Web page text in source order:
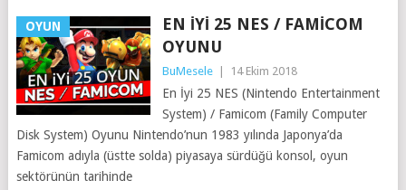
OYUN
EN İYI 25 NES / FAMICOM
OYUNU
BuMesele 14 Ekim 2018
En İyi 25 NES (Nintendo Entertainment
System) / Famicom (Family Computer
Disk System) Oyunu Nintendo’nun 1983 yılında Japonya’da
Famicom adıyla (üstte solda) piyasaya sürdüğü konsol, oyun
sektörünün tarihinde